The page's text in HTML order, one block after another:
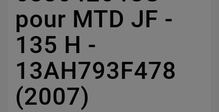
pour MTD JF -
135 H -
13AH793F478
(2007)